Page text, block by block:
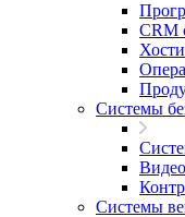
CRM
Системы
Системы